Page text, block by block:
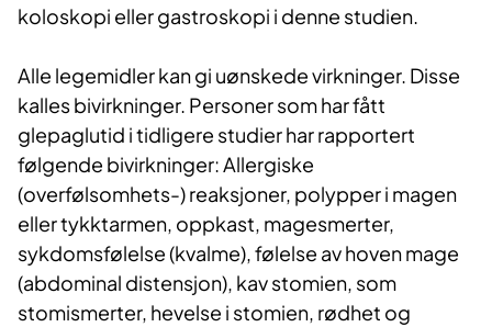
koloskopi eller gastroskopi i denne studien.
Alle legemidler kan gi uønskede virkninger. Disse
kalles bivirkninger. Personer som har fått
glepaglutid i tidligere studier har rapportert
følgende bivirkninger: Allergiske
(overfølsomhets-) reaksjoner, polypper i magen
eller tykktarmen, oppkast, magesmerter,
sykdomsfølelse (kvalme), følelse av hoven mage
(abdominal distensjon), kav stomien, som
stomismerter, hevelse i stomien, rødhet og